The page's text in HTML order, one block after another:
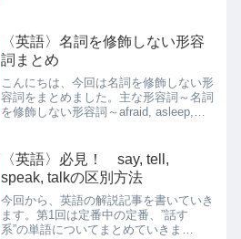
book. ...
〈英語〉名詞を修飾しない形容
詞まとめ
こんにちは、今回は名詞を修飾しない形
容詞をまとめました。主な形容詞～名詞
を修飾しない形容詞～afraid, asleep,
うです？...
〈英語〉必見！ say, tell,
speak, talkの区別方法
今回から、英語の解説記事を書いていき
ます。第1回は定番中の定番、”話す
系”の単語についてまとめていきま